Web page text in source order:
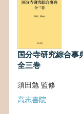
国分寺研究綜合事
全三巻
須田勉 監修
高志書院